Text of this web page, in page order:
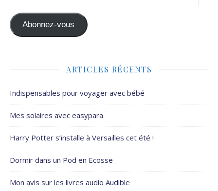
Abonnez-vous
ARTICLES RÉCENTS
Indispensables pour voyager avec bébé
Mes solaires avec easypara
Harry Potter s’installe à Versailles cet été !
Dormir dans un Pod en Ecosse
Mon avis sur les livres audio Audible